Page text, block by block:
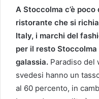
A Stoccolma c’è
ristorante che si
Italy, i marchi del
per il resto Stoccolma
galassia. Paradiso del
svedesi hanno un
al 60 percento, in